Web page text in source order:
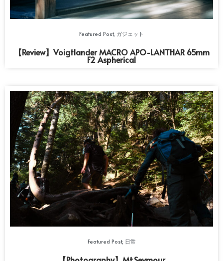
Featured Post, ガジェット
【Review】Voigtlander MACRO APO-LANTHAR 65mm
F2 Aspherical
Featured Post, 日常